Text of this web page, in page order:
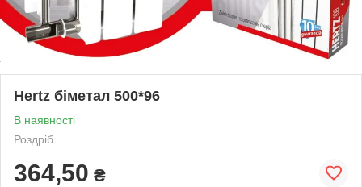
Hertz біметал 500*96
В наявності
Роздріб
364,50 ₴